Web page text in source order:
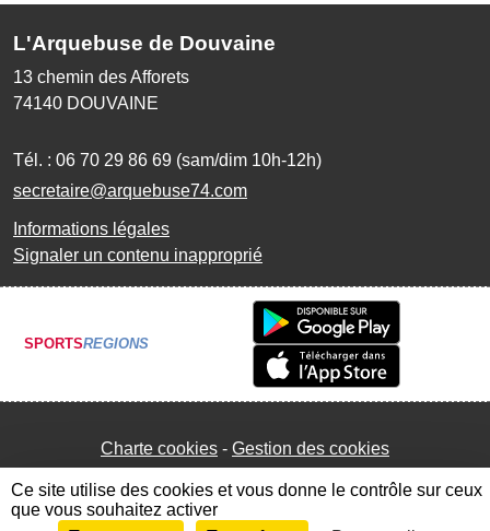
L'Arquebuse de Douvaine
13 chemin des Afforets
74140 DOUVAINE
Tél. : 06 70 29 86 69 (sam/dim 10h-12h)
secretaire@arquebuse74.com
Informations légales
Signaler un contenu inapproprié
SPORTSREGIONS
Charte cookies Gestion des cookies
Ce site utilise des cookies et vous donne le contrôle sur ceux
que vous souhaitez activer